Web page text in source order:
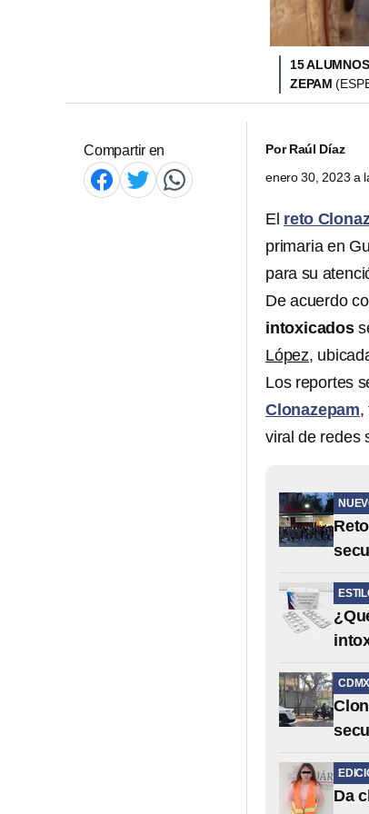
15
ZEPAM
Compartir en PorRaúl Díaz
enero 30, 2023 a
El reto
primaria en
para su
De acuerdo
intoxicados
López,
Los reportes
Clonazepam,
viral de redes
CDMX
Da